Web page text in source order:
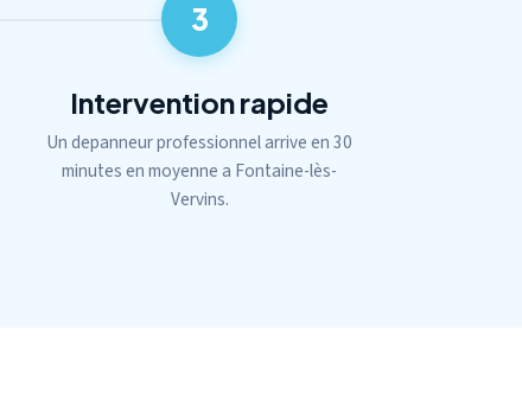
3
Intervention rapide
Un depanneur professionnel arrive en 30
minutes en moyenne a Fontaine-lès-
Vervins.